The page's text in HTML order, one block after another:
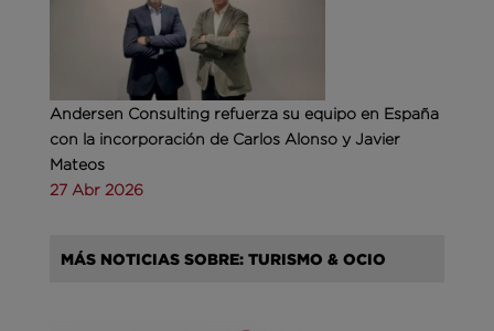
Andersen Consulting refuerza su equipo en España
con la incorporación de Carlos Alonso y Javier
Mateos
27 Abr 2026
MÁS NOTICIAS SOBRE: TURISMO & OCIO